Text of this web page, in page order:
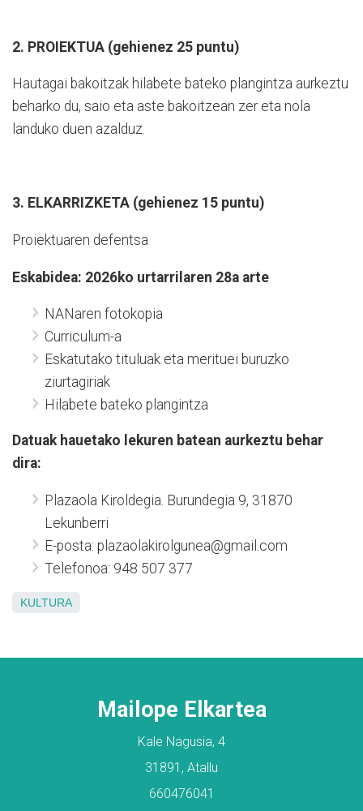
2. PROIEKTUA (gehienez 25 puntu)
Hautagai bakoitzak hilabete bateko plangintza aurkeztu
beharko du, saio eta aste bakoitzean zer eta nola
landuko duen azalduz.
3. ELKARRIZKETA (gehienez 15 puntu)
Proiektuaren defentsa
Eskabidea: 2026ko urtarrilaren 28a arte
NANaren fotokopia
Curriculum-a
Eskatutako tituluak eta merituei buruzko
ziurtagiriak
Hilabete bateko plangintza
Datuak hauetako lekuren batean aurkeztu behar
dira:
Plazaola Kiroldegia. Burundegia 9, 31870
Lekunberri
E-posta: plazaolakirolgunea@gmail.com
Telefonoa: 948 507 377
KULTURA
Mailope Elkartea
Kale Nagusia, 4
31891, Atallu
660476041